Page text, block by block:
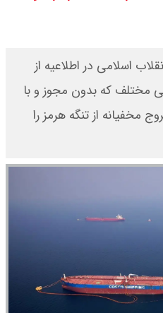
و قالیباف به پاکستان
دبیران شعام + اینفوگرافی
اسلامی در اطلاعیه از
مختلف که بدون مجوز و با
مخفیانه از تنگه هرمز را